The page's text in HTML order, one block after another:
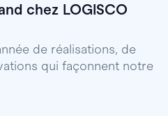
chez LOGISCO
de réalisations, de
qui façonnent notre